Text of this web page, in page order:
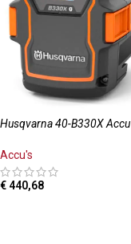
Husqvarna 40-B330X Accu
Accu's
€ 440,68